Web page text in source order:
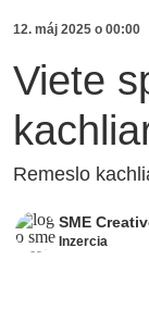
12. máj 2025 o 00:00
Viete
Remeslo
SME
Inzercia